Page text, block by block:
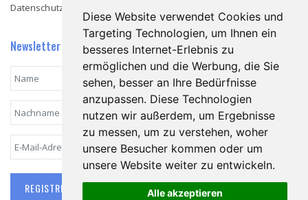
Diese Website verwendet Cookies und
Targeting Technologien, um Ihnen ein
besseres Internet-Erlebnis zu
ermöglichen und die Werbung, die Sie
sehen, besser an Ihre Bedürfnisse
anzupassen. Diese Technologien
nutzen wir außerdem, um Ergebnisse
zu messen, um zu verstehen, woher
unsere Besucher kommen oder um
unsere Website weiter zu entwickeln.
Alle akzeptieren
Datenschutzerklärung
Newsletter
REGISTRIEREN